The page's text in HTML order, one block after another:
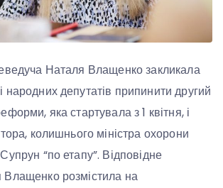
Наталя Влащенко закликала
народних депутатів припинити другий
яка стартувала з 1 квітня, і
колишнього міністра охорони
“по етапу”. Відповідне
Влащенко розмістила на